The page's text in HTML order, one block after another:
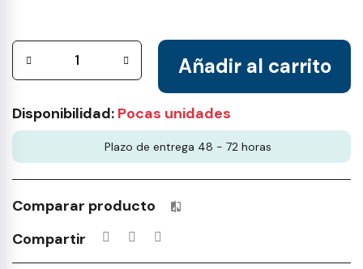
Añadir al carrito
Disponibilidad: Pocas unidades
Plazo de entrega 48 - 72 horas
Comparar producto Productos incluidos en tu lista
Compartir